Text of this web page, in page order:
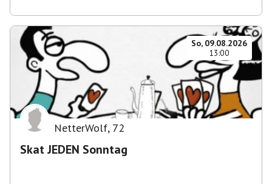
So, 09.08.2026
13:00
NetterWolf, 72
Skat JEDEN Sonntag